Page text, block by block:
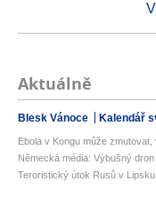
Aktuálně
Blesk Vánoce Kalendář
Ebola v Kongu může
Německá média: Výbušný
Teroristický útok Rusů v